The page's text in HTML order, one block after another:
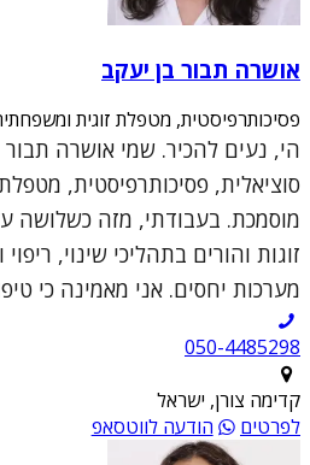
אושרה תבור בן יעקב
פסיכותרפיסטית, מטפלת זוגית
הי, נעים להכיר. שמי אושרה
סוציאלית, פסיכותרפיסטית,
מוסמכת. בעבודתי, מזה כשלושה
זוגות והורים בתהליכי שינוי,
מערכות יחסים. אני מאמינה כי
050-4485298
קדימה צורן, ישראל
לפרטים
הודעה לווטסאפ